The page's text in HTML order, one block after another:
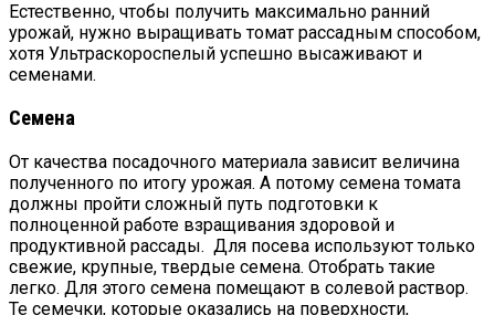
Естественно, чтобы получить максимально ранний
урожай, нужно выращивать томат рассадным способом,
хотя Ультраскороспелый успешно высаживают и
семенами.
Семена
От качества посадочного материала зависит величина
полученного по итогу урожая. А потому семена томата
должны пройти сложный путь подготовки к
полноценной работе взращивания здоровой и
продуктивной рассады. Для посева используют только
свежие, крупные, твердые семена. Отобрать такие
легко. Для этого семена помещают в солевой раствор.
Те семечки, которые оказались на поверхности,